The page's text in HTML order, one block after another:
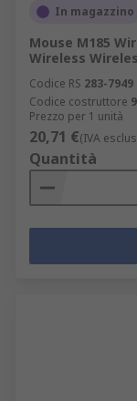
In magazzino
Mouse M185
Wireless
Codice RS 283-7949
Codice costruttore
Prezzo per 1 unità
20,71 €(IVA
Quantità